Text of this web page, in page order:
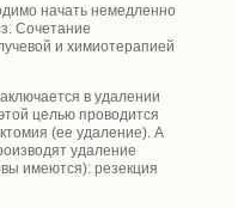
начать немедленно
Сочетание
и химиотерапией
в удалении
целью проводится
(ее удаление). А
удаление
имеются): резекция